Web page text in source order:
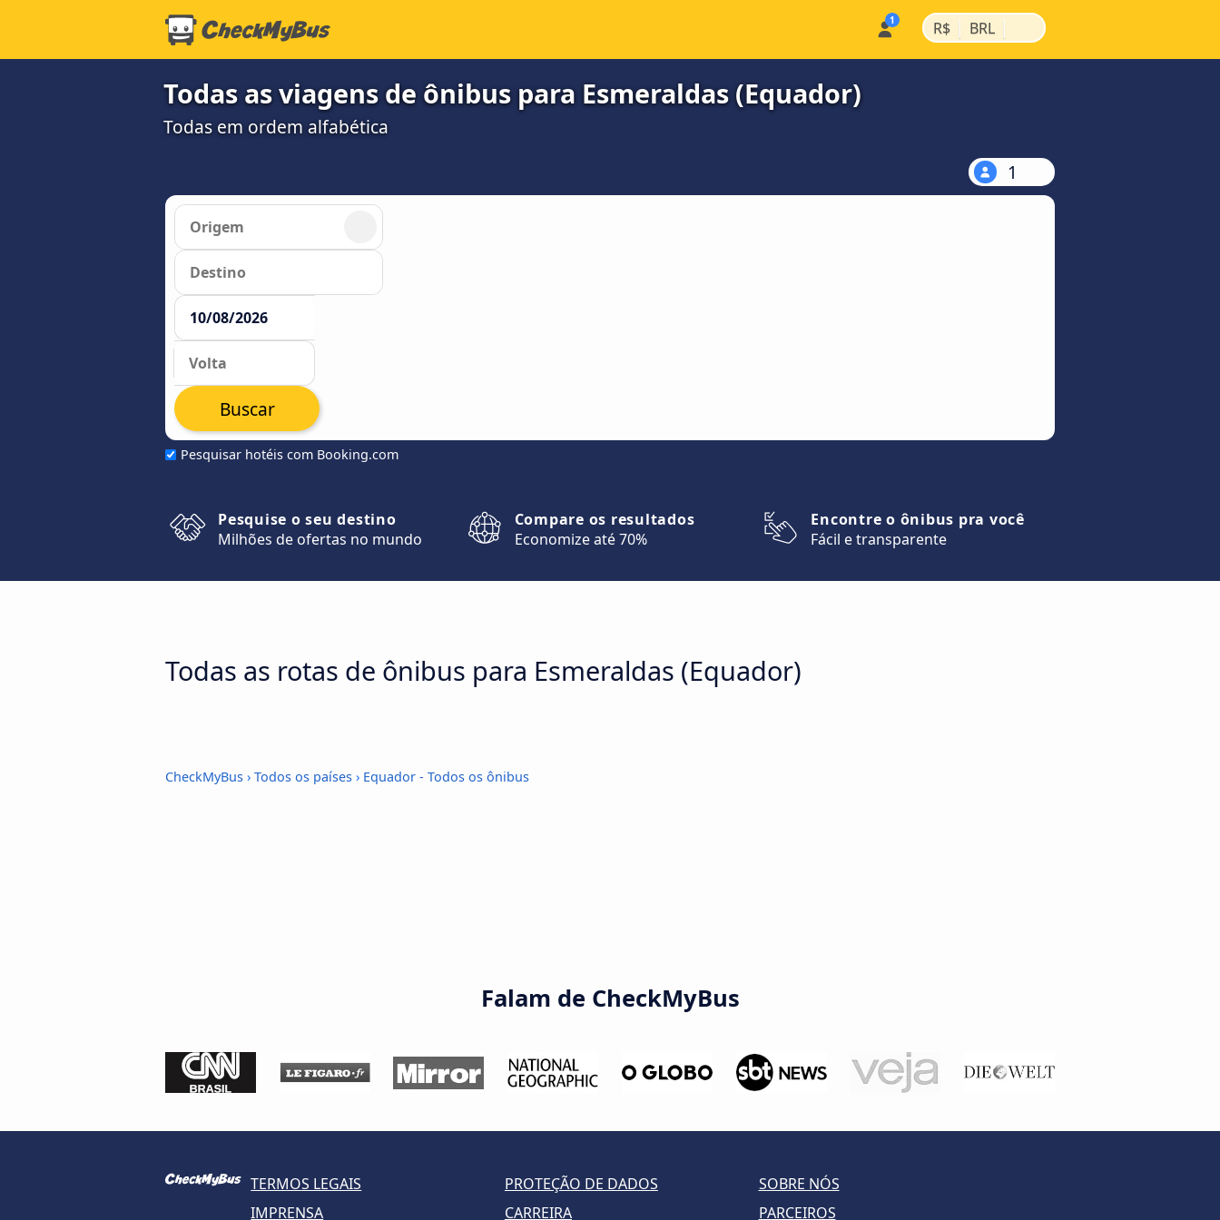
R$ | BRL |
Todas as viagens de ônibus para Esmeraldas (Equador)
Todas em ordem alfabética
1
Pesquisar hotéis com Booking.com
Buscar
Pesquise o seu destino
Milhões de ofertas no mundo
Compare os resultados
Economize até 70%
Encontre o ônibus pra você
Fácil e transparente
Todas as rotas de ônibus para Esmeraldas (Equador)
CheckMyBus › Todos os países › Equador - Todos os ônibus
Falam de CheckMyBus
TERMOS LEGAIS PROTEÇÃO DE DADOS
SOBRE NÓS
IMPRENSA
CARREIRA PARCEIROS